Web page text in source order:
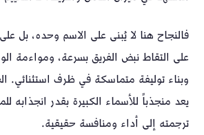
فالنجاح هنا لا يُبنى على الاسم وحده، بل
على التقاط نبض الفريق بسرعة، ومواءمة
وبناء توليفة متماسكة في ظرف استثنائي.
يعد منجذباً للأسماء الكبيرة بقدر انجذابه
ترجمته إلى أداء ومنافسة حقيقية.